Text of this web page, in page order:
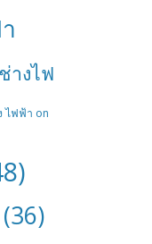
างไฟ
ไฟฟ้า on
(36)